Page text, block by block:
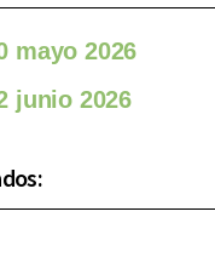
mayo 2026
junio 2026